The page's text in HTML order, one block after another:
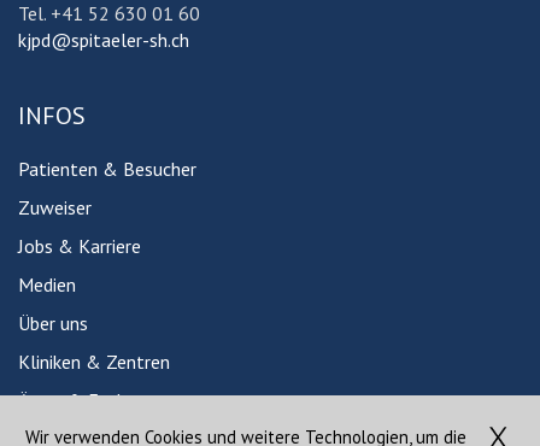
Tel. +41 52 630 01 60
kjpd@spitaeler-sh.ch
INFOS
Patienten & Besucher
Zuweiser
Jobs & Karriere
Medien
Über uns
Kliniken & Zentren
Ärzte & Fachpersonen
Babygalerie
Wir verwenden Cookies und weitere Technologien, um die